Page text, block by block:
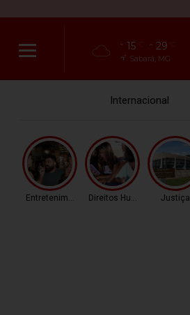
15 29
Sabará, MG
Internacional
Entretenimento Direitos Humanos Justiça